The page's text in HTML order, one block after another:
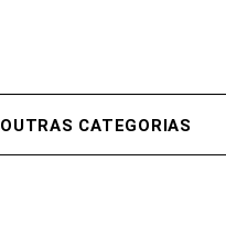
OUTRAS CATEGORIAS